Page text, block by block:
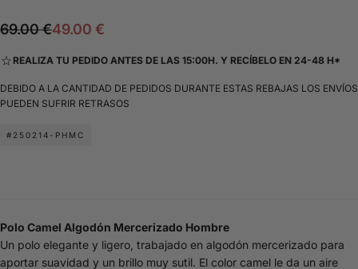
49.00
Precio
69.00 €Precio
49.00 €
REALIZA TU PEDIDO ANTES DE LAS 15:00H. Y RECÍBELO EN 24-48 H*
DEBIDO A LA CANTIDAD DE PEDIDOS DURANTE ESTAS REBAJAS LOS ENVÍOS
PUEDEN SUFRIR RETRASOS
#250214-PHMC
Polo Camel Algodón Mercerizado Hombre
Un polo elegante y ligero, trabajado en algodón mercerizado para
aportar suavidad y un brillo muy sutil. El color camel le da un aire